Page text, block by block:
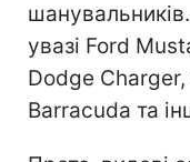
увазі Ford
Dodge
Barracuda та